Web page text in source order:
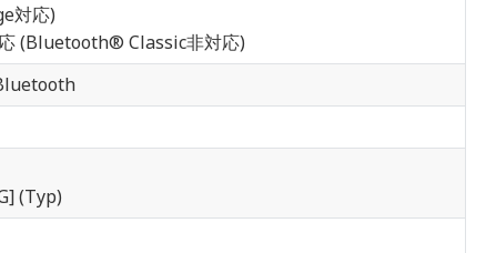
対応)
(Bluetooth® Classic非対応)
(Typ)